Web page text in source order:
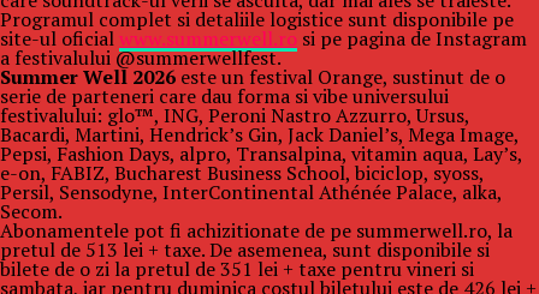
Programul complet si detaliile logistice sunt disponibile pe
site-ul oficialwww.summerwell.ro si pe pagina de Instagram
a festivalului @summerwellfest.
Summer Well 2026 este un festival Orange, sustinut de o
serie de parteneri care dau forma si vibe universului
festivalului: glo™, ING, Peroni Nastro Azzurro, Ursus,
Bacardi, Martini, Hendrick’s Gin, Jack Daniel’s, Mega Image,
Pepsi, Fashion Days, alpro, Transalpina, vitamin aqua, Lay’s,
e-on, FABIZ, Bucharest Business School, biciclop, syoss,
Persil, Sensodyne, InterContinental Athénée Palace, alka,
Secom.
Abonamentele pot fi achizitionate de pe summerwell.ro, la
pretul de 513 lei + taxe. De asemenea, sunt disponibile si
bilete de o zi la pretul de 351 lei + taxe pentru vineri si
sambata, iar pentru duminica costul biletului este de 426 lei +